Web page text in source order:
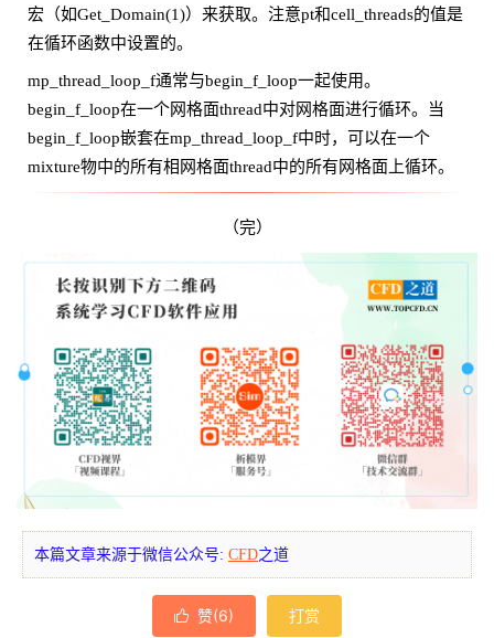
宏（如Get_Domain(1)）来获取。注意pt和cell_threads的值是
在循环函数中设置的。
mp_thread_loop_f通常与begin_f_loop一起使用。
begin_f_loop在一个网格面thread中对网格面进行循环。当
begin_f_loop嵌套在mp_thread_loop_f中时，可以在一个
mixture物中的所有相网格面thread中的所有网格面上循环。
（完）
本篇文章来源于微信公众号: CFD之道
 赞(6) 打赏